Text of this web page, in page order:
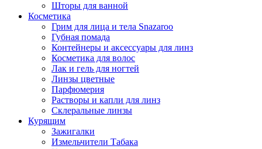
Шторы для ванной
Косметика
Грим для лица и тела Snazaroo
Губная помада
Контейнеры и аксессуары для линз
Косметика для волос
Лак и гель для ногтей
Линзы цветные
Парфюмерия
Растворы и капли для линз
Склеральные линзы
Курящим
Зажигалки
Измельчители Табака